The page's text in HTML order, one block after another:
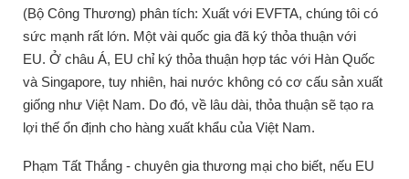
(Bộ Công Thương) phân tích: Xuất với EVFTA, chúng tôi có
sức mạnh rất lớn. Một vài quốc gia đã ký thỏa thuận với
EU. Ở châu Á, EU chỉ ký thỏa thuận hợp tác với Hàn Quốc
và Singapore, tuy nhiên, hai nước không có cơ cấu sản xuất
giống như Việt Nam. Do đó, về lâu dài, thỏa thuận sẽ tạo ra
lợi thế ổn định cho hàng xuất khẩu của Việt Nam.
Phạm Tất Thắng - chuyên gia thương mại cho biết, nếu EU